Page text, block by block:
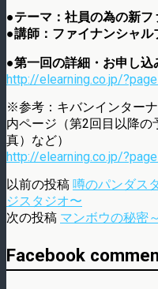
●テーマ：社員の為の新
●講師：ファイナンシャ
●第一回の詳細・お申し込
http://elearning.co.jp/
※参考：キバンインター
内ページ（第2回目以降
真）など）
http://elearning.co.jp/
以前の投稿 噂のパンダス
ジスタジオ〜
次の投稿 マンボウの秘密
Facebook